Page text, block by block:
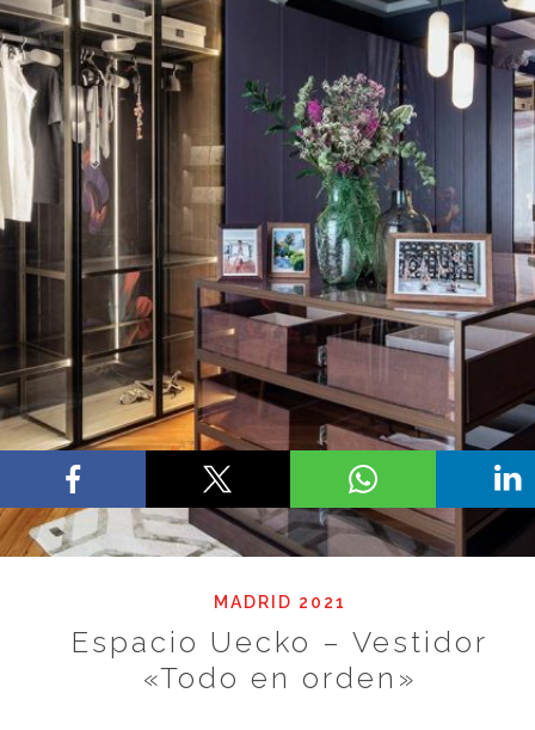
MADRID 2021
Espacio Uecko – Vestidor
«Todo en orden»